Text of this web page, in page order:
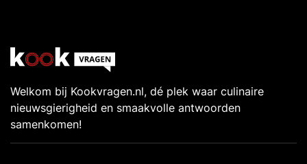
Welkom bij Kookvragen.nl, dé plek waar culinaire
nieuwsgierigheid en smaakvolle antwoorden
samenkomen!